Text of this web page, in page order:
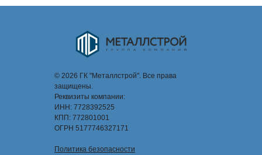
© 2026 ГК "Металлстрой". Все права
защищены.
Реквизиты компании:
ИНН: 7728392525
КПП: 772801001
ОГРН 5177746327171
Политика безопасности